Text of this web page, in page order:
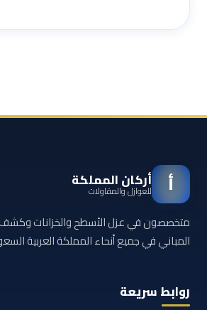
أ أركان المملكة
للعوازل والمقاولات
متخصصون في عزل الأسطح والخزانات وكشف
المباني في جميع أنحاء المملكة العربية
روابط سريعة